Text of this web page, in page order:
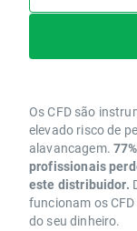
Os CFD são
elevado risco de
alavancagem.
profissionais
este distribuidor.
funcionam os
do seu dinheiro.